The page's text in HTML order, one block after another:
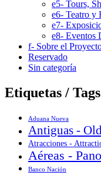
e5- Tours,
e6- Teatro y
e7-
e8- Eventos
f- Sobre el
Reservado
Sin categoría
Etiquetas / Tags
Aduana Nueva
Antiguas -
Atracciones -
Aéreas -
Banco Nación